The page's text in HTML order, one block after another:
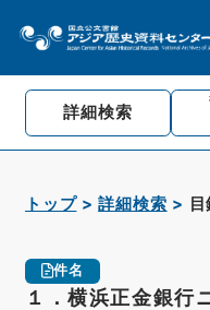
詳細検索
トップ 詳細検索
件名
１．横浜正金銀行